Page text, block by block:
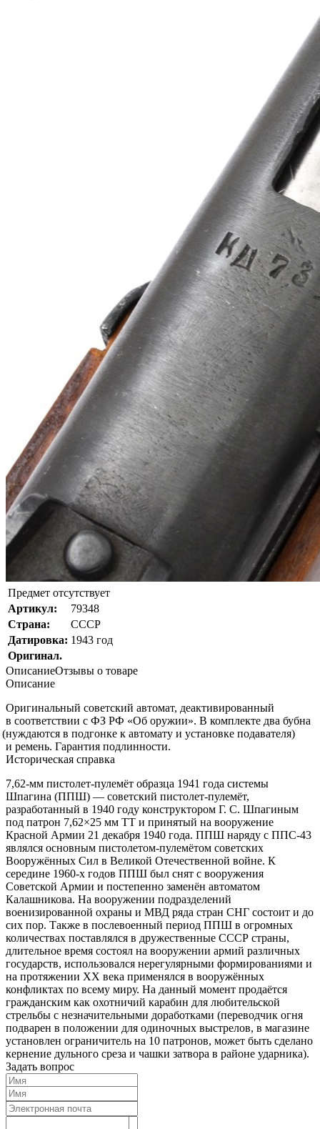
Предмет отсутствует
Артикул:
79348
Страна:
СССР
Датировка: 1943 год
Оригинал.
ОписаниеОтзывы о товаре
Описание
Оригинальный советский автомат, деактивированный
в соответствии с ФЗ РФ «Об оружии». В комплекте два бубна
(нуждаются в подгонке к автомату и установке подавателя)
и ремень. Гарантия подлинности.
Историческая справка
7,62-мм пистолет-пулемёт образца 1941 года системы
Шпагина (ППШ) — советский пистолет-пулемёт,
разработанный в 1940 году конструктором Г. С. Шпагиным
под патрон 7,62×25 мм ТТ и принятый на вооружение
Красной Армии 21 декабря 1940 года. ППШ наряду с ППС-43
являлся основным пистолетом-пулемётом советских
Вооружённых Сил в Великой Отечественной войне. К
середине 1960-х годов ППШ был снят с вооружения
Советской Армии и постепенно заменён автоматом
Калашникова. На вооружении подразделений
военизированной охраны и МВД ряда стран СНГ состоит и до
сих пор. Также в послевоенный период ППШ в огромных
количествах поставлялся в дружественные СССР страны,
длительное время состоял на вооружении армий различных
государств, использовался нерегулярными формированиями и
на протяжении XX века применялся в вооружённых
конфликтах по всему миру. На данный момент продаётся
гражданским как охотничий карабин для любительской
стрельбы с незначительными доработками (переводчик огня
подварен в положении для одиночных выстрелов, в магазине
установлен ограничитель на 10 патронов, может быть сделано
кернение дульного среза и чашки затвора в районе ударника).
Текст отзыва:
Задать вопрос